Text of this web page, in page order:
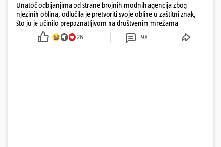
Unatoč odbijanjima od strane brojnih modnih agencija zbog
njezinih oblina, odlučila je pretvoriti svoje obline u zaštitni znak,
što ju je učinilo prepoznatljivom na društvenim mrežama
26 98